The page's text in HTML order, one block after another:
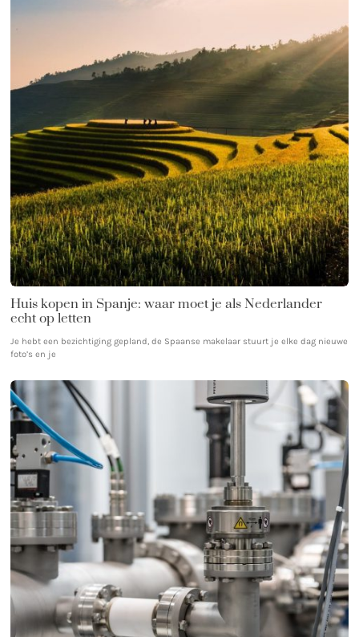
Huis kopen in Spanje: waar moet je als Nederlander
echt op letten
Je hebt een bezichtiging gepland, de Spaanse makelaar stuurt je elke dag nieuwe
foto’s en je